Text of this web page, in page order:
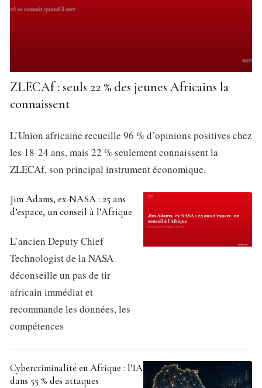
ZLECAf : seuls 22 % des jeunes Africains la
connaissent
L’Union africaine recueille 96 % d’opinions positives chez
les 18-24 ans, mais 22 % seulement connaissent la
ZLECAf, son principal instrument économique.
Jim Adams, ex-NASA : 25 ans
d’espace, un conseil à l’Afrique
L’ancien Deputy Chief
Technologist de la NASA
déconseille un pas de tir
africain immédiat et
recommande les données, les
compétences
Cybercriminalité en Afrique : l’IA
dans 55 % des attaques